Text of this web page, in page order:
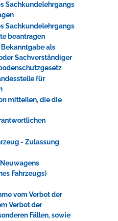
Sachkundelehrgangs
Sachkundelehrgangs
beantragen
als
Sachverständiger
für
mitteilen, die die
- Zulassung
Fahrzeugs)
vom Verbot der
Verbot der
Fällen, sowie